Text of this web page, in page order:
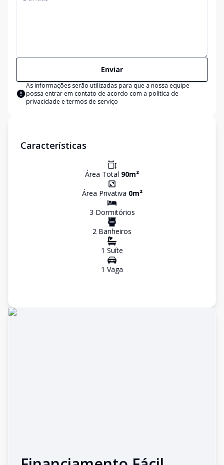
Enviar
As informações serão utilizadas para que a nossa equipe
possa entrar em contato de acordo com a política de
privacidade e termos de serviço
Características
Área Total 90m²
Área Privativa 0m²
3 Dormitórios
2 Banheiros
1 Suíte
1 Vaga